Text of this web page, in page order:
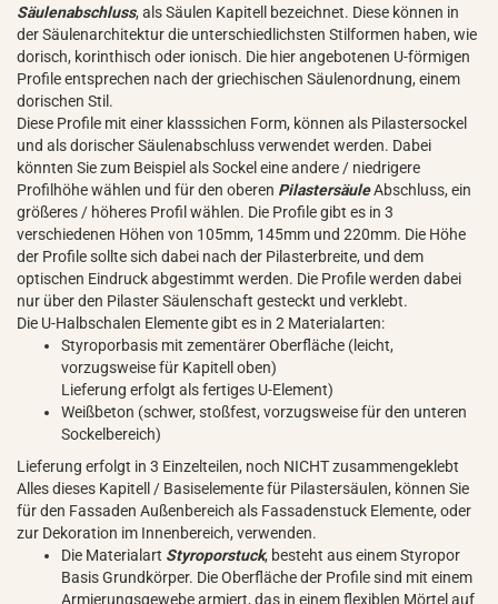
Säulenabschluss, als Säulen Kapitell bezeichnet. Diese können in
der Säulenarchitektur die unterschiedlichsten Stilformen haben, wie
dorisch, korinthisch oder ionisch. Die hier angebotenen U-förmigen
Profile entsprechen nach der griechischen Säulenordnung, einem
dorischen Stil.
Diese Profile mit einer klasssichen Form, können als Pilastersockel
und als dorischer Säulenabschluss verwendet werden. Dabei
könnten Sie zum Beispiel als Sockel eine andere / niedrigere
Profilhöhe wählen und für den oberen PilastersäuleAbschluss, ein
größeres / höheres Profil wählen. Die Profile gibt es in 3
verschiedenen Höhen von 105mm, 145mm und 220mm. Die Höhe
der Profile sollte sich dabei nach der Pilasterbreite, und dem
optischen Eindruck abgestimmt werden. Die Profile werden dabei
nur über den Pilaster Säulenschaft gesteckt und verklebt.
Die U-Halbschalen Elemente gibt es in 2 Materialarten:
Styroporbasis mit zementärer Oberfläche (leicht,
vorzugsweise für Kapitell oben)
Lieferung erfolgt als fertiges U-Element)
Weißbeton (schwer, stoßfest, vorzugsweise für den unteren
Sockelbereich)
Lieferung erfolgt in 3 Einzelteilen, noch NICHT zusammengeklebt
Alles dieses Kapitell / Basiselemente für Pilastersäulen, können Sie
für den Fassaden Außenbereich als Fassadenstuck Elemente, oder
zur Dekoration im Innenbereich, verwenden.
Die Materialart Styroporstuck, besteht aus einem Styropor
Basis Grundkörper. Die Oberfläche der Profile sind mit einem
Armierungsgewebe armiert, das in einem flexiblen Mörtel auf